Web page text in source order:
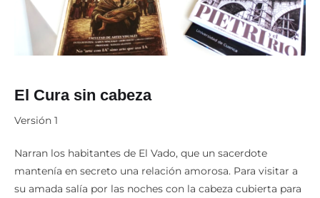
El Cura sin cabeza
Versión 1
Narran los habitantes de El Vado, que un sacerdote
mantenía en secreto una relación amorosa. Para visitar a
su amada salía por las noches con la cabeza cubierta para